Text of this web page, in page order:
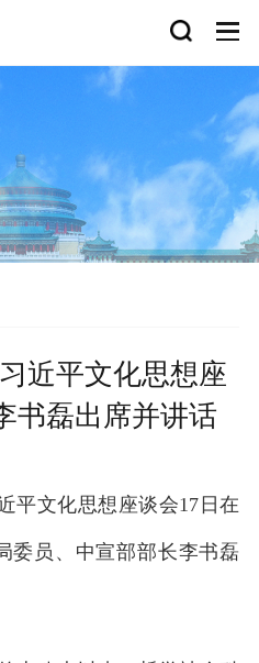
近平文化思想座
书磊出席并讲话
平文化思想座谈会17日在
委员、中宣部部长李书磊